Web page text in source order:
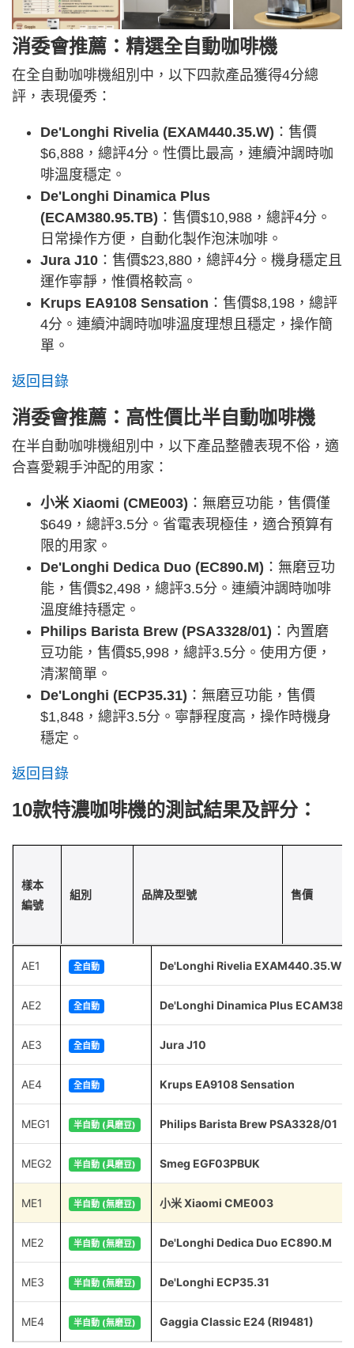
消委會推薦：精選全自動咖啡機
在全自動咖啡機組別中，以下四款產品獲得4分總
評，表現優秀：
De'Longhi Rivelia (EXAM440.35.W) ：售價
$6,888，總評4分。性價比最高，連續沖調時咖
啡溫度穩定。
De'Longhi Dinamica Plus
(ECAM380.95.TB) ：售價$10,988，總評4分。
日常操作方便，自動化製作泡沫咖啡。
Jura J10 ：售價$23,880，總評4分。機身穩定且
運作寧靜，惟價格較高。
Krups EA9108 Sensation ：售價$8,198，總評
4分。連續沖調時咖啡溫度理想且穩定，操作簡
單。
返回目錄
消委會推薦：高性價比半自動咖啡機
在半自動咖啡機組別中，以下產品整體表現不俗，適
合喜愛親手沖配的用家：
小米 Xiaomi (CME003) ：無磨豆功能，售價僅
$649，總評3.5分。省電表現極佳，適合預算有
限的用家。
De'Longhi Dedica Duo (EC890.M) ：無磨豆功
能，售價$2,498，總評3.5分。連續沖調時咖啡
溫度維持穩定。
Philips Barista Brew (PSA3328/01) ：內置磨
豆功能，售價$5,998，總評3.5分。使用方便，
清潔簡單。
De'Longhi (ECP35.31) ：無磨豆功能，售價
$1,848，總評3.5分。寧靜程度高，操作時機身
穩定。
返回目錄
10款特濃咖啡機的測試結果及評分：
樣本
編號
組別 品牌及型號 售價
AE1 全自動 De'Longhi Rivelia EXAM440.35.W
AE2 全自動 De'Longhi Dinamica Plus
AE3 全自動 Jura J10
AE4 全自動 Krups EA9108 Sensation
MEG1 半自動 (具磨豆) Philips Barista Brew PSA3328/01
MEG2 半自動 (具磨豆) Smeg EGF03PBUK
ME1 半自動 (無磨豆) 小米 Xiaomi CME003
ME2 半自動 (無磨豆) De'Longhi Dedica Duo EC890.M
ME3 半自動 (無磨豆) De'Longhi ECP35.31
ME4 半自動 (無磨豆) Gaggia Classic E24 (RI9481)